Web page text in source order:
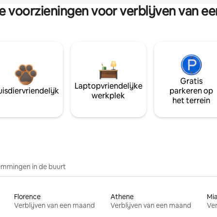
voorzieningen voor verblijven van
Laptopvriendelijke
werkplek
Gratis
parkeren op
het terrein
in de buurt
Florence
Verblijven van een maand
Athene
Verblijven van een maand